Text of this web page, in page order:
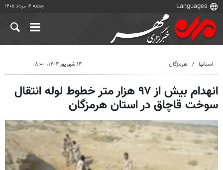
جمعه ۱۶ مرداد ۱۴۰۵
استانها هرمزگان ۱۴ شهریور ۱۴۰۴، ۸:۰۰
انهدام بیش از ۹۷ هزار متر خطوط لوله انتقال
سوخت قاچاق در استان هرمزگان